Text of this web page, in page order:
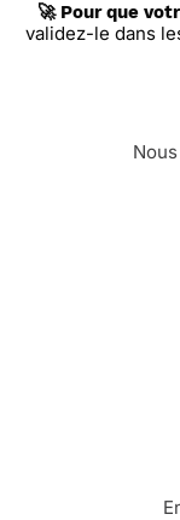
🚀 Pour que
validez-le dans